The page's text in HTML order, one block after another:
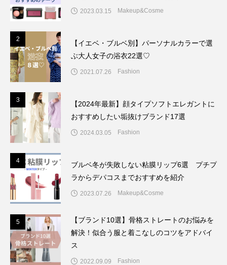
2023.03.15 Makeup&Cosme
2
【イエベ・ブルベ別】パーソナルカラーで選
ぶ大人女子の浴衣22選♡
2021.07.26 Fashion
3
【2024年最新】顔タイプソフトエレガントに
おすすめしたい垢抜けブランド17選
2024.03.05 Fashion
4
ブルベ冬が失敗しない粘膜リップ6選 プチプ
ラからデパコスまでおすすめを紹介
2023.07.26 Makeup&Cosme
5
【ブランド10選】骨格ストレートのお悩みを
解決！似合う服と着こなしのコツをアドバイ
ス
2022.09.09 Fashion